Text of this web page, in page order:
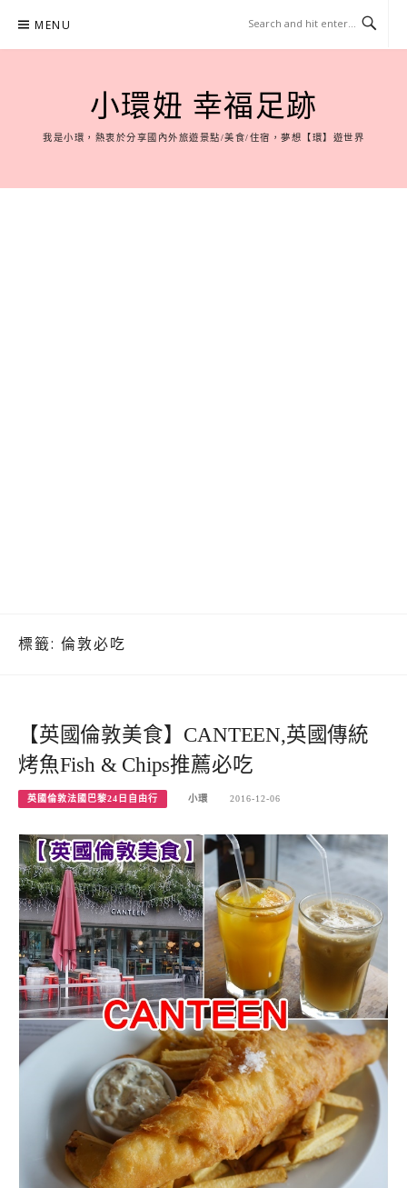
content
MENU
小環妞 幸福足跡
我是小環，熱衷於分享國內外旅遊景點/美食/住宿，夢想【環】遊世界
標籤: 倫敦必吃
【英國倫敦美食】CANTEEN,英國傳統
烤魚Fish & Chips推薦必吃
英國倫敦法國巴黎24日自由行 小環 2016-12-06